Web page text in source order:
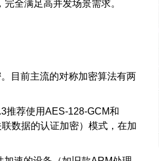
全满足高并发场景需求。
目前主流的对称加密算法有两
推荐使用AES-128-GCM和
数据的认证加密）模式，在加